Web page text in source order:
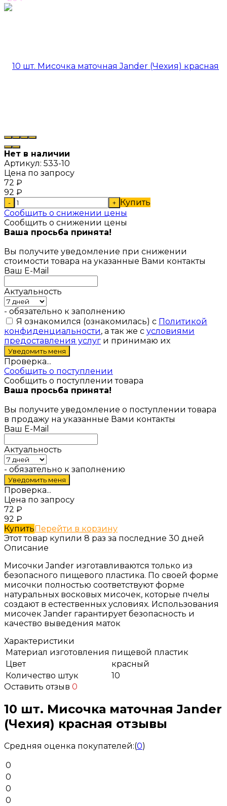
Нет в наличии
Артикул: 533-10
Цена по запросу
72 ₽
92 ₽
- + Купить
Сообщить о снижении цены
Сообщить о снижении цены
Ваша просьба принята!
Вы получите уведомление при снижении
стоимости товара на указанные Вами контакты
Ваш E-Mail
Актуальность
- обязательно к заполнению
Я ознакомился (ознакомилась) с Политикой
конфиденциальности, а так же с условиями
предоставления услуг и принимаю их
Проверка...
Сообщить о поступлении
Сообщить о поступлении товара
Ваша просьба принята!
Вы получите уведомление о поступлении товара
в продажу на указанные Вами контакты
Ваш E-Mail
Актуальность
- обязательно к заполнению
Проверка...
Цена по запросу
72 ₽
92 ₽
КупитьПерейти в корзину
Этот товар купили 8 раз за последние 30 дней
Описание
Мисочки Jander изготавливаются только из
безопасного пищевого пластика. По своей форме
мисочки полностью соответствуют форме
натуральных восковых мисочек, которые пчелы
создают в естественных условиях. Использования
мисочек Jander гарантирует безопасность и
качество выведения маток
Характеристики
Материал изготовления пищевой пластик
Цвет
красный
Количество штук
10
Оставить отзыв 0
10 шт. Мисочка маточная Jander
(Чехия) красная отзывы
Средняя оценка покупателей:(0)
0
0
0
0